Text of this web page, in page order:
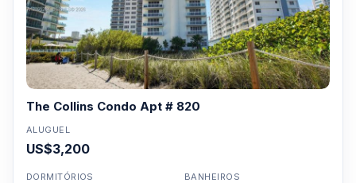
The Collins Condo Apt # 820
ALUGUEL
US$3,200
DORMITÓRIOS BANHEIROS